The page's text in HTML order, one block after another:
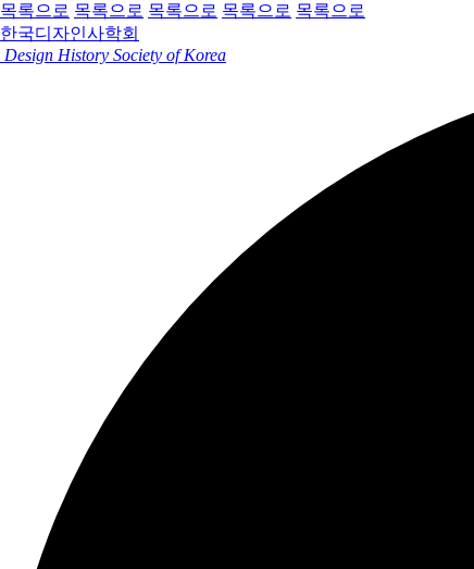
목록으로 목록으로 목록으로 목록으로 목록으로
한국디자인사학회
Design History Society of Korea